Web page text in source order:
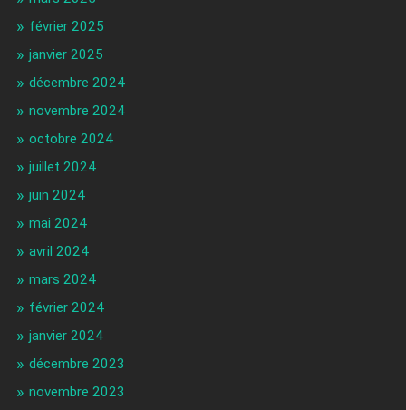
février 2025
janvier 2025
décembre 2024
novembre 2024
octobre 2024
juillet 2024
juin 2024
mai 2024
avril 2024
mars 2024
février 2024
janvier 2024
décembre 2023
novembre 2023